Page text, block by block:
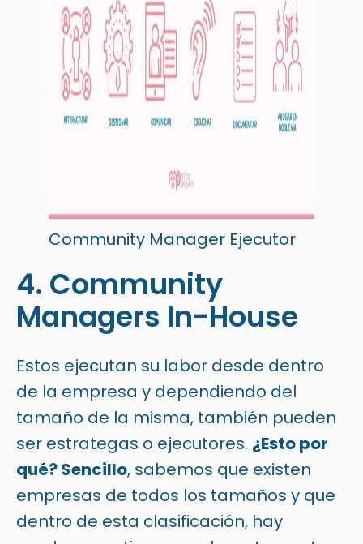
Community Manager Ejecutor
4. Community
Managers In-House
Estos ejecutan su labor desde dentro
de la empresa y dependiendo del
tamaño de la misma, también pueden
ser estrategas o ejecutores. ¿Esto por
qué? Sencillo, sabemos que existen
empresas de todos los tamaños y que
dentro de esta clasificación, hay